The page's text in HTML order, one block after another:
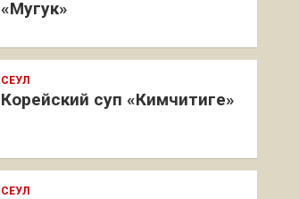
«Мугук»
СЕУЛ
Корейский суп «Кимчитиге»
СЕУЛ